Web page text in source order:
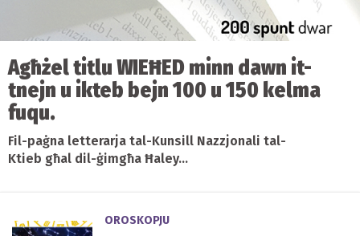
Agħżel titlu WIEĦED minn dawn it-
tnejn u ikteb bejn 100 u 150 kelma
fuqu.
Fil-paġna letterarja tal-Kunsill Nazzjonali tal-
Ktieb għal dil-ġimgħa Ħaley...
OROSKOPJU